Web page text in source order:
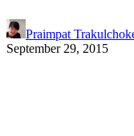
Praimpat
September 29, 2015